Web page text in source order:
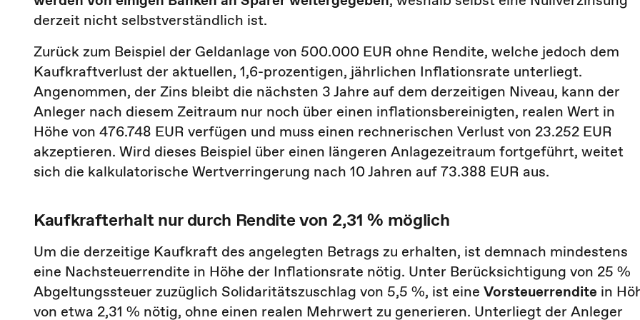
derzeit nicht selbstverständlich ist.
Zurück zum Beispiel der Geldanlage von 500.000 EUR ohne Rendite, welche jedoch dem
Kaufkraftverlust der aktuellen, 1,6-prozentigen, jährlichen Inflationsrate unterliegt.
Angenommen, der Zins bleibt die nächsten 3 Jahre auf dem derzeitigen Niveau, kann der
Anleger nach diesem Zeitraum nur noch über einen inflationsbereinigten, realen Wert in
Höhe von 476.748 EUR verfügen und muss einen rechnerischen Verlust von 23.252 EUR
akzeptieren. Wird dieses Beispiel über einen längeren Anlagezeitraum fortgeführt, weitet
sich die kalkulatorische Wertverringerung nach 10 Jahren auf 73.388 EUR aus.
Kaufkrafterhalt nur durch Rendite von 2,31 % möglich
Um die derzeitige Kaufkraft des angelegten Betrags zu erhalten, ist demnach mindestens
eine Nachsteuerrendite in Höhe der Inflationsrate nötig. Unter Berücksichtigung von 25 %
Abgeltungssteuer zuzüglich Solidaritätszuschlag von 5,5 %, ist eine Vorsteuerrendite in
von etwa 2,31 % nötig, ohne einen realen Mehrwert zu generieren. Unterliegt der Anleger